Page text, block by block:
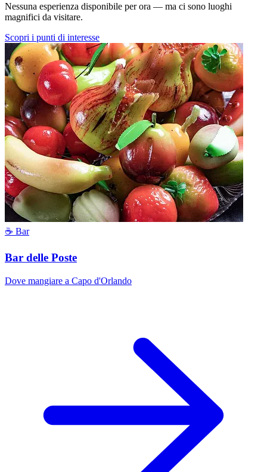
Nessuna esperienza disponibile per ora — ma ci sono luoghi
magnifici da visitare.
Scopri i punti di interesse
☕ Bar
Bar delle Poste
Dove mangiare a Capo d'Orlando